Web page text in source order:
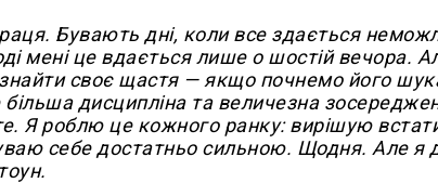
Бувають дні, коли все здається
мені це вдається лише о шостій вечора.
своє щастя — якщо почнемо його
дисципліна та величезна
Я роблю це кожного ранку: вирішую
себе достатньо сильною. Щодня. Але я